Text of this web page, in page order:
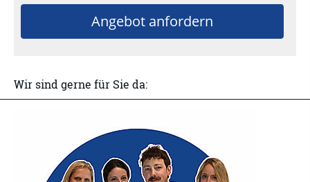
Angebot anfordern
Wir sind gerne für Sie da: